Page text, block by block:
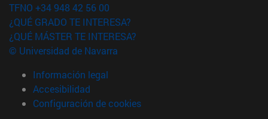
TFNO +34 948 42 56 00
¿QUÉ GRADO TE INTERESA?
¿QUÉ MÁSTER TE INTERESA?
© Universidad de Navarra
Información legal
Accesibilidad
Configuración de cookies